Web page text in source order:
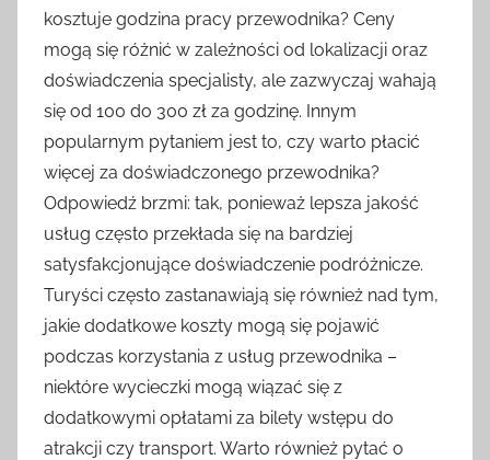
kosztuje godzina pracy przewodnika? Ceny
mogą się różnić w zależności od lokalizacji oraz
doświadczenia specjalisty, ale zazwyczaj wahają
się od 100 do 300 zł za godzinę. Innym
popularnym pytaniem jest to, czy warto płacić
więcej za doświadczonego przewodnika?
Odpowiedź brzmi: tak, ponieważ lepsza jakość
usług często przekłada się na bardziej
satysfakcjonujące doświadczenie podróżnicze.
Turyści często zastanawiają się również nad tym,
jakie dodatkowe koszty mogą się pojawić
podczas korzystania z usług przewodnika –
niektóre wycieczki mogą wiązać się z
dodatkowymi opłatami za bilety wstępu do
atrakcji czy transport. Warto również pytać o